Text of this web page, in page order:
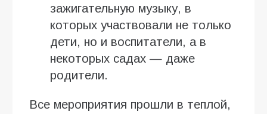
зажигательную музыку, в
которых участвовали не только
дети, но и воспитатели, а в
некоторых садах — даже
родители.
Все мероприятия прошли в теплой,